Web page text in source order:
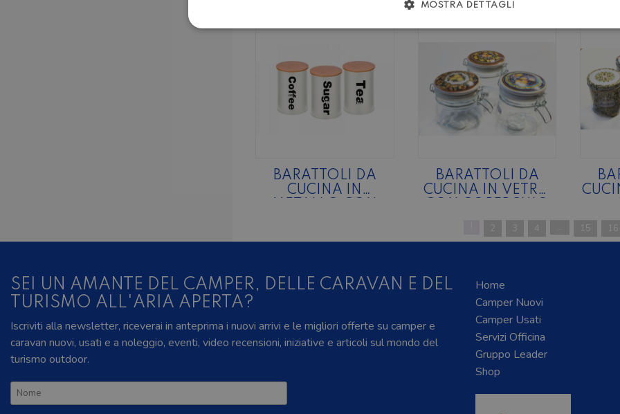
BARATTOLI DA
CUCINA IN
BARATTOLI DA
CUCINA IN VETRO
IN CERAMICA
DECORATA
2 3 4 15 16
SEI UN AMANTE DEL CAMPER, DELLE CARAVAN E DEL
TURISMO ALL'ARIA APERTA?
Iscriviti alla newsletter, riceverai in anteprima i nuovi arrivi e le migliori offerte su camper e
caravan nuovi, usati e a noleggio, eventi, video recensioni, iniziative e articoli sul mondo del
turismo outdoor.
Home
Camper Nuovi
Camper Usati
Servizi Officina
Gruppo Leader
Shop
MOSTRA DETTAGLI